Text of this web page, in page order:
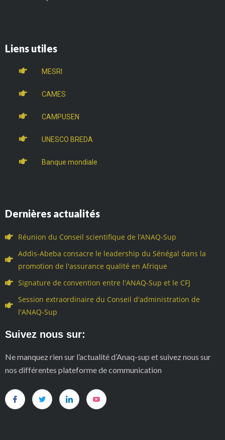
Liens utiles
MESRI
CAMES
CAMPUSEN
UNESCO BREDA
Banque mondiale
Dernières actualités
Réunion du Conseil scientifique de l’ANAQ-Sup
Addis-Abeba consacre le leadership du Sénégal dans la
promotion de l'assurance qualité en Afrique
Signature de convention entre l'ANAQ-Sup et le CFJ
Session extraordinaire du Conseil d'administration de
l'ANAQ-Sup
Suivez nous sur:
Ne manquez rien sur l’actualité d’Anaq-sup et suivez nous sur
nos différentes plateforme de communication